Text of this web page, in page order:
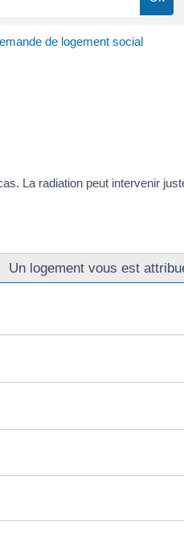
de logement social
La radiation peut intervenir
Un logement vous est